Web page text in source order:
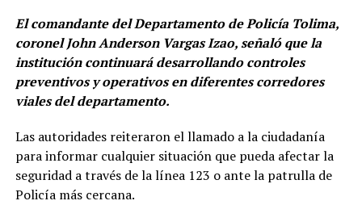
El comandante del Departamento de Policía Tolima,
coronel John Anderson Vargas Izao, señaló que la
institución continuará desarrollando controles
preventivos y operativos en diferentes corredores
viales del departamento.
Las autoridades reiteraron el llamado a la ciudadanía
para informar cualquier situación que pueda afectar la
seguridad a través de la línea 123 o ante la patrulla de
Policía más cercana.